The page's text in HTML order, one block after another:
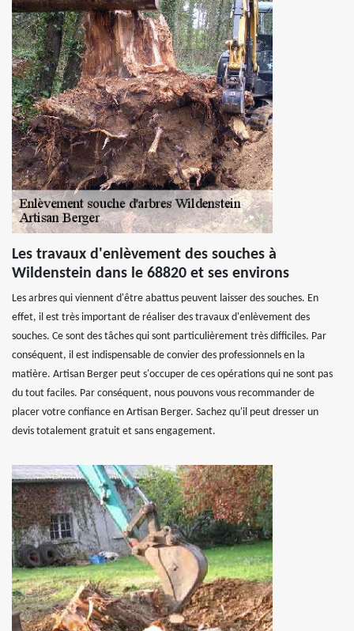
Les travaux d'enlèvement des souches à
Wildenstein dans le 68820 et ses environs
Les arbres qui viennent d'être abattus peuvent laisser des souches. En
effet, il est très important de réaliser des travaux d'enlèvement des
souches. Ce sont des tâches qui sont particulièrement très difficiles. Par
conséquent, il est indispensable de convier des professionnels en la
matière. Artisan Berger peut s'occuper de ces opérations qui ne sont pas
du tout faciles. Par conséquent, nous pouvons vous recommander de
placer votre confiance en Artisan Berger. Sachez qu'il peut dresser un
devis totalement gratuit et sans engagement.